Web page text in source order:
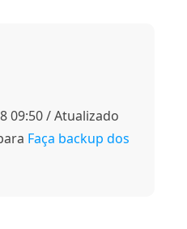
09:50 / Atualizado
Faça backup dos